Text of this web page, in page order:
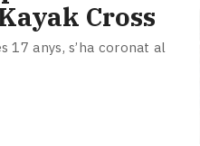
Cross
17 anys, s’ha coronat al